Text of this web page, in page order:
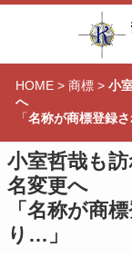
HOME> 商標> 小
へ
「 名称が商標登録
小室哲哉も
名変更へ
「 名称が商
り… 」